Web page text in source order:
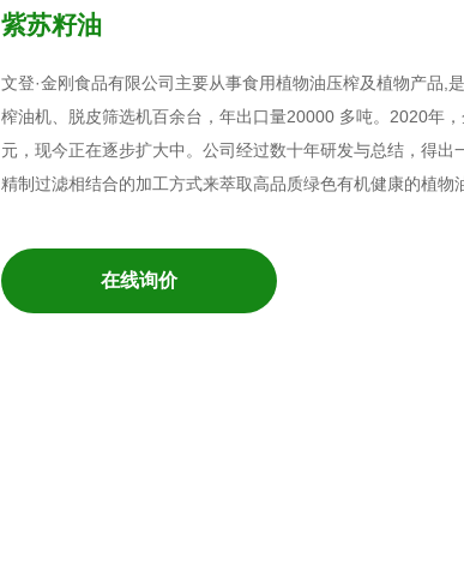
紫苏籽油
文登·金刚食品有限公司主要从事食用植物油压榨及植物产品,
榨油机、脱皮筛选机百余台，年出口量20000 多吨。2020年
元，现今正在逐步扩大中。公司经过数十年研发与总结，得
精制过滤相结合的加工方式来萃取高品质绿色有机健康的植物
在线询价